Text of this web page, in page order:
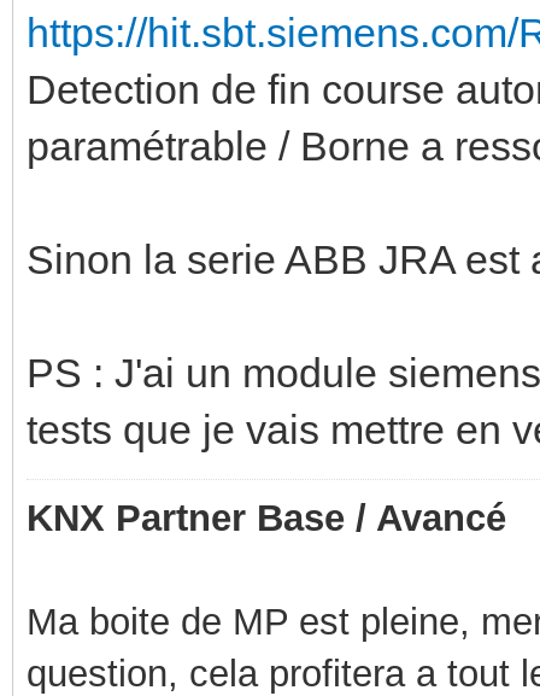
https://
Detection de fin course
paramétrable / Borne a
Sinon la serie ABB JRA est
PS : J'ai un module
tests que je vais mettre en
KNX Partner Base / Avancé
Ma boite de MP est pleine,
question, cela profitera a tout